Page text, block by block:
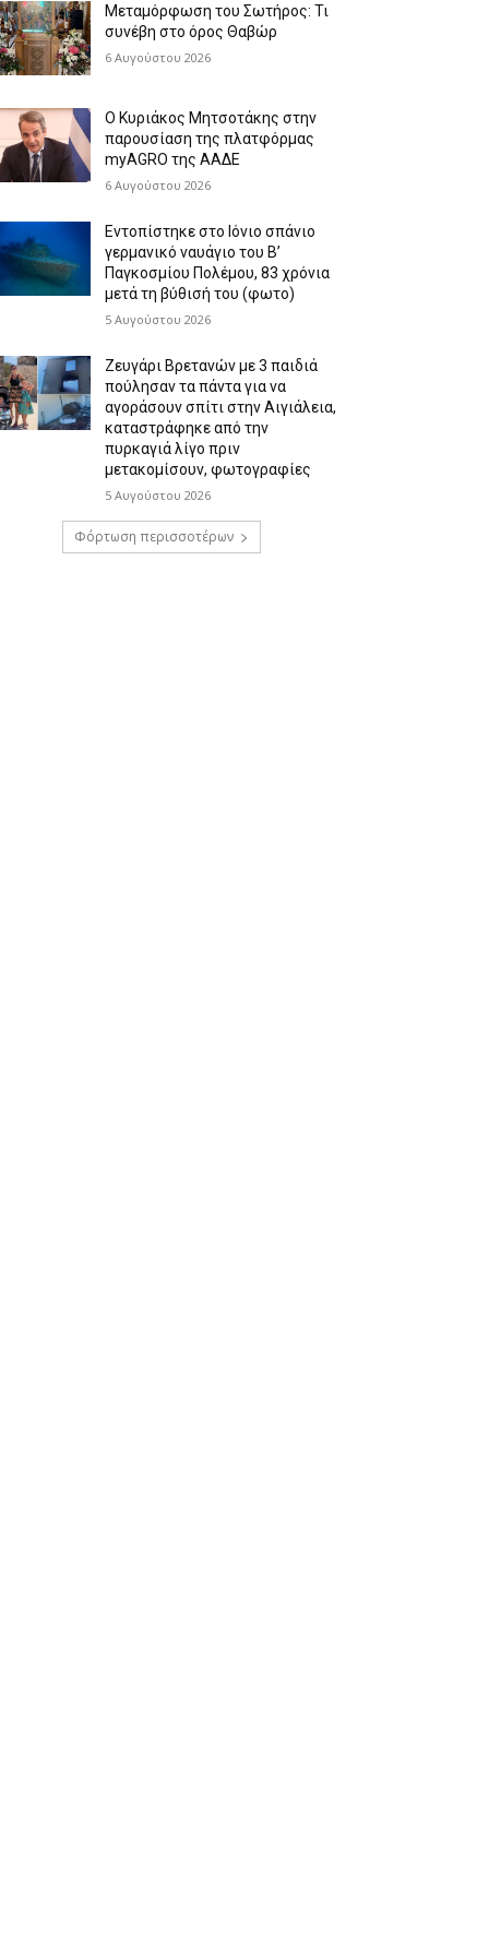
Μεταμόρφωση του Σωτήρος: Τι
συνέβη στο όρος Θαβώρ
6 Αυγούστου 2026
Ο Κυριάκος Μητσοτάκης στην
παρουσίαση της πλατφόρμας
myAGRO της ΑΑΔΕ
6 Αυγούστου 2026
Εντοπίστηκε στο Ιόνιο σπάνιο
γερμανικό ναυάγιο του Β’
Παγκοσμίου Πολέμου, 83 χρόνια
μετά τη βύθισή του (φωτο)
5 Αυγούστου 2026
Ζευγάρι Βρετανών με 3 παιδιά
πούλησαν τα πάντα για να
αγοράσουν σπίτι στην Αιγιάλεια,
καταστράφηκε από την
πυρκαγιά λίγο πριν
μετακομίσουν, φωτογραφίες
5 Αυγούστου 2026
Φόρτωση περισσοτέρων